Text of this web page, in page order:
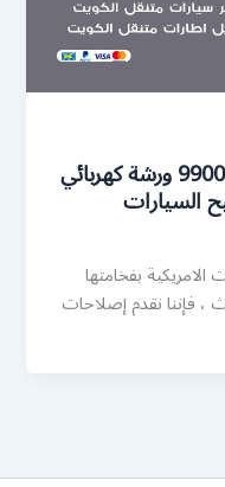
كراج السيارات الامريكية 99007366 ورشة كهربائي
السيارات
الامريكية بفخامتها
، فإننا نقدم إصلاحات